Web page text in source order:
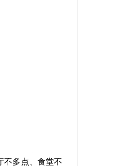
不多点、食堂不